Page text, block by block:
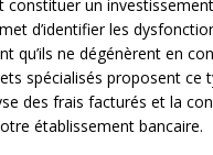
constituer un
d’identifier les
qu’ils ne dégénèrent en
spécialisés proposent ce
des frais facturés et la
établissement bancaire.